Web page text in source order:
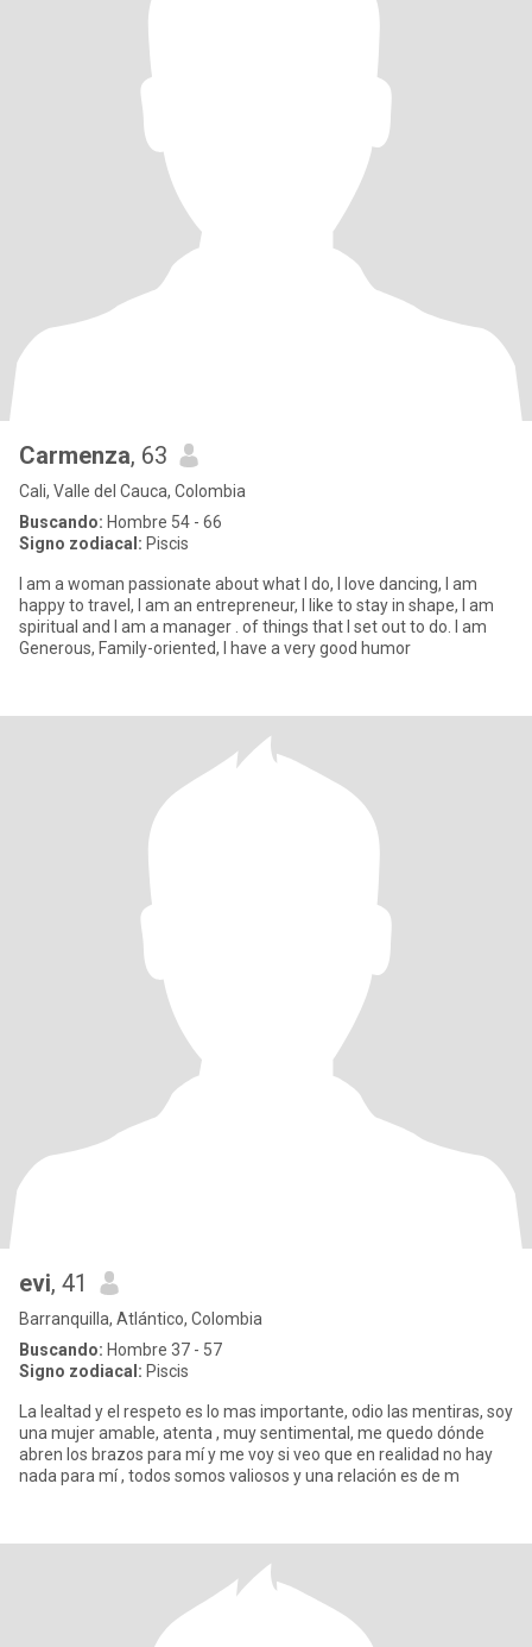
Carmenza, 63
Cali, Valle del Cauca, Colombia
Buscando: Hombre 54 - 66
Signo zodiacal: Piscis
I am a woman passionate about what I do, I love dancing, I am
happy to travel, I am an entrepreneur, I like to stay in shape, I am
spiritual and I am a manager . of things that I set out to do. I am
Generous, Family-oriented, I have a very good humor
evi, 41
Barranquilla, Atlántico, Colombia
Buscando: Hombre 37 - 57
Signo zodiacal: Piscis
La lealtad y el respeto es lo mas importante, odio las mentiras, soy
una mujer amable, atenta , muy sentimental, me quedo dónde
abren los brazos para mí y me voy si veo que en realidad no hay
nada para mí , todos somos valiosos y una relación es de m